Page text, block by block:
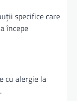
specifice care
începe
cu alergie la